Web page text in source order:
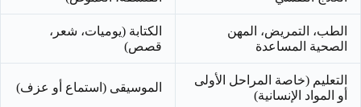
الطب، التمريض، المهن
الصحية المساعدة
الكتابة (يوميات، شعر،
قصص)
التعليم (خاصة المراحل الأولى
أو المواد الإنسانية)
الموسيقى (استماع أو عزف)